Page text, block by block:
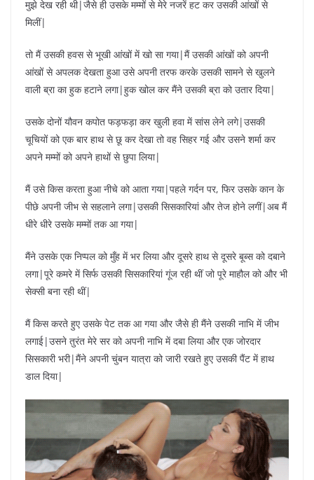
मुझे देख रही थी|जैसे ही उसके मम्मों से मेरे नजरें हट कर उसकी आंखों से
मिलीं|
तो मैं उसकी हवस से भूखी आंखों में खो सा गया|मैं उसकी आंखों को अपनी
आंखों से अपलक देखता हुआ उसे अपनी तरफ करके उसकी सामने से खुलने
वाली ब्रा का हुक हटाने लगा|हुक खोल कर मैंने उसकी ब्रा को उतार दिया|
उसके दोनों यौवन कपोत फड़फड़ा कर खुली हवा में सांस लेने लगे|उसकी
चूचियों को एक बार हाथ से छू कर देखा तो वह सिहर गई और उसने शर्मा कर
अपने मम्मों को अपने हाथों से छुपा लिया|
मैं उसे किस करता हुआ नीचे को आता गया|पहले गर्दन पर, फिर उसके कान के
पीछे अपनी जीभ से सहलाने लगा|उसकी सिसकारियां और तेज होने लगीं|अब मैं
धीरे धीरे उसके मम्मों तक आ गया|
मैंने उसके एक निप्पल को मुँह में भर लिया और दूसरे हाथ से दूसरे बूब्स को दबाने
लगा|पूरे कमरे में सिर्फ उसकी सिसकारियां गूंज रही थीं जो पूरे माहौल को और भी
सेक्सी बना रही थीं|
मैं किस करते हुए उसके पेट तक आ गया और जैसे ही मैंने उसकी नाभि में जीभ
लगाई|उसने तुरंत मेरे सर को अपनी नाभि में दबा लिया और एक जोरदार
सिसकारी भरी|मैंने अपनी चुंबन यात्रा को जारी रखते हुए उसकी पैंट में हाथ
डाल दिया|